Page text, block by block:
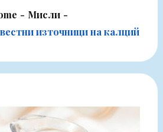
Мисли
източници на калций